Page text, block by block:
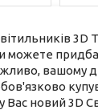
3D
можете
вашому
Вас новий 3D